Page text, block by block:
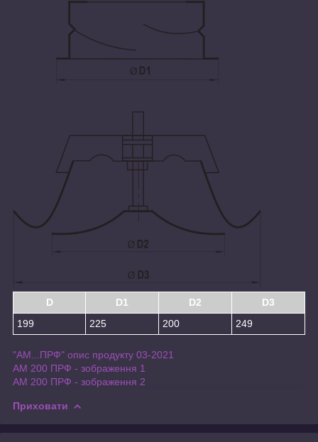
D D1 D2
D3
199
225 200 249
"АМ...ПРФ" опис продукту 03-2021
АМ 200 ПРФ - зображення 1
АМ 200 ПРФ - зображення 2
Приховати